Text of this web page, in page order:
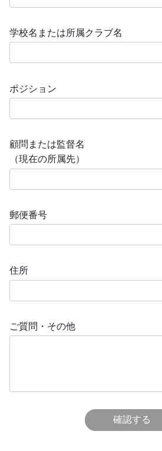
学校名または所属クラブ名
ポジション
顧問または監督名
（現在の所属先）
郵便番号
住所
ご質問・その他